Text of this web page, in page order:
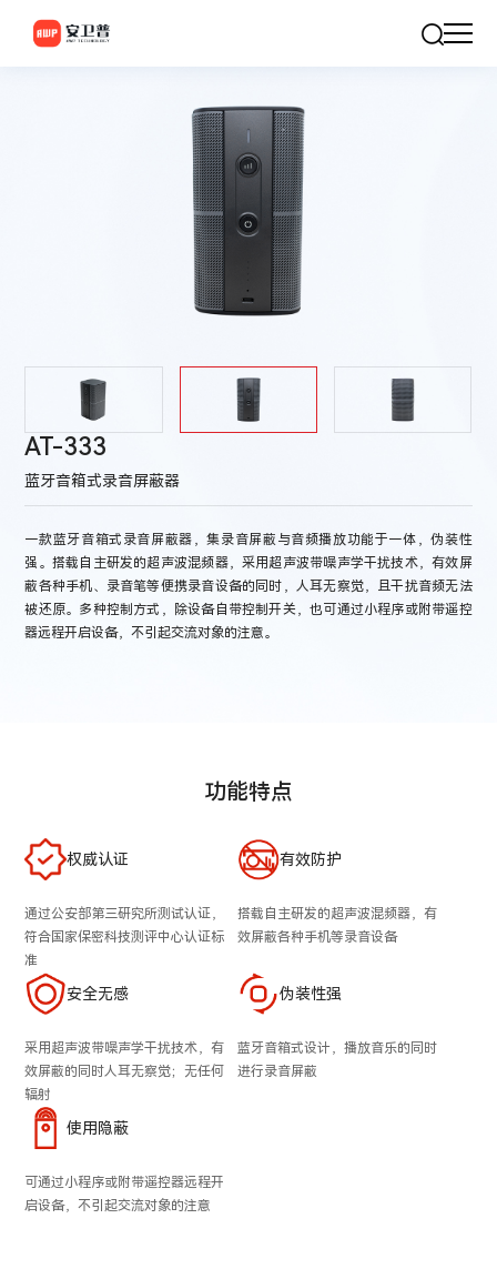
AT-333
蓝牙音箱式录音屏蔽器
一款蓝牙音箱式录音屏蔽器，集录音屏蔽与音频播放功能于一体，伪装性
强。搭载自主研发的超声波混频器，采用超声波带噪声学干扰技术，有效屏
蔽各种手机、录音笔等便携录音设备的同时，人耳无察觉，且干扰音频无法
被还原。多种控制方式，除设备自带控制开关，也可通过小程序或附带遥控
器远程开启设备，不引起交流对象的注意。
功能特点
权威认证
通过公安部第三研究所测试认证，
符合国家保密科技测评中心认证标
准
有效防护
搭载自主研发的超声波混频器，有
效屏蔽各种手机等录音设备
安全无感
采用超声波带噪声学干扰技术，有
效屏蔽的同时人耳无察觉；无任何
辐射
伪装性强
蓝牙音箱式设计，播放音乐的同时
进行录音屏蔽
使用隐蔽
可通过小程序或附带遥控器远程开
启设备，不引起交流对象的注意